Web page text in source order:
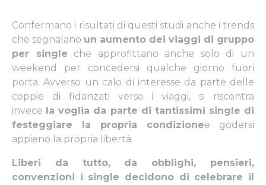
Confermano i risultati di questi studi anche i trends
che segnalano un aumento dei viaggi di gruppo
per single che approfittano anche solo di un
weekend per concedersi qualche giorno fuori
porta. Avverso un calo di interesse da parte delle
coppie di fidanzati verso i viaggi, si riscontra
invece la voglia da parte di tantissimi single di
festeggiare la propria condizionee godersi
appieno la propria libertà.
Liberi da tutto, da obblighi, pensieri,
convenzioni i single decidono di celebrare il